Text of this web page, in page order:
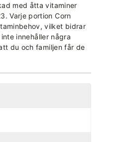
med åtta vitaminer
Varje portion Corn
vilket bidrar
innehåller några
du och familjen får de